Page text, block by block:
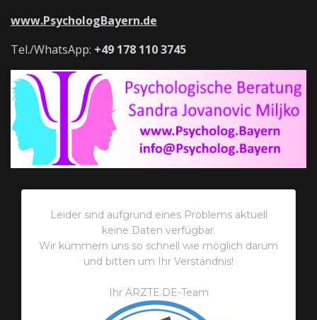
www.PsychologBayern.de
Tel./WhatsApp: +49 178 110 3745
Leider sind aufgrund eines Problems aktuell
keine Daten verfügbar.
Wir kümmern uns so schnell wie möglich darum
und bitten um Ihr Verständnis!
Ihr ÄRZTE.DE-Team